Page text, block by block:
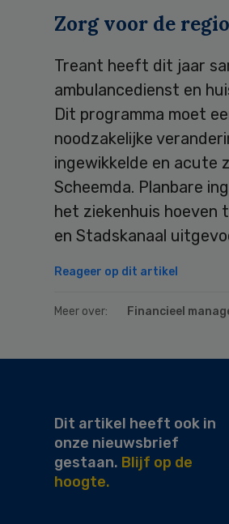
Zorg voor de regio
Treant heeft dit jaar
ambulancedienst en
Dit programma moet
noodzakelijke
ingewikkelde en acute
Scheemda. Planbare
het ziekenhuis hoeven
en Stadskanaal
Reageer op dit artikel
Meer over: Financieel
Dit artikel heeft ook in
onze nieuwsbrief
gestaan. Blijf op de
hoogte.